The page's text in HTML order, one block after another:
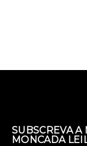
SUBSCREVA
MONCADA